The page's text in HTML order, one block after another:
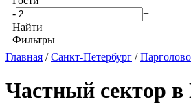
-
+
Найти
Фильтры
Главная /Санкт-Петербург /Парголово
Частный сектор в